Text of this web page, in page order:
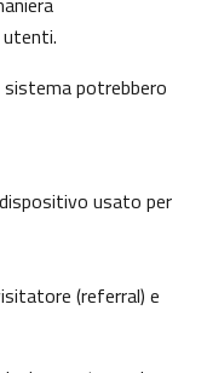
potrebbero
usato per
(referral) e